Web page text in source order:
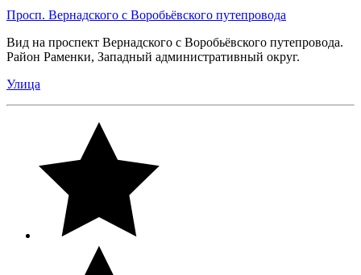
Просп. Вернадского с Воробьёвского путепровода
Вид на проспект Вернадского с Воробьёвского путепровода.
Район Раменки, Западный административный округ.
Улица